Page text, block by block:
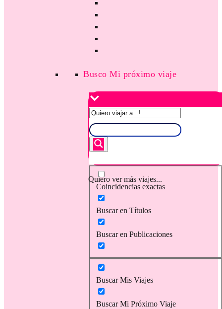
Busco Mi próximo viaje
Quiero ver más viajes...
Coincidencias exactas
Buscar en Títulos
Buscar en Publicaciones
Buscar Mis Viajes
Buscar Mi Próximo Viaje